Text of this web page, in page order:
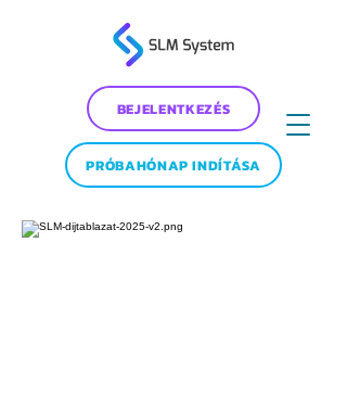
BEJELENTKEZÉS
PRÓBAHÓNAP INDÍTÁSA